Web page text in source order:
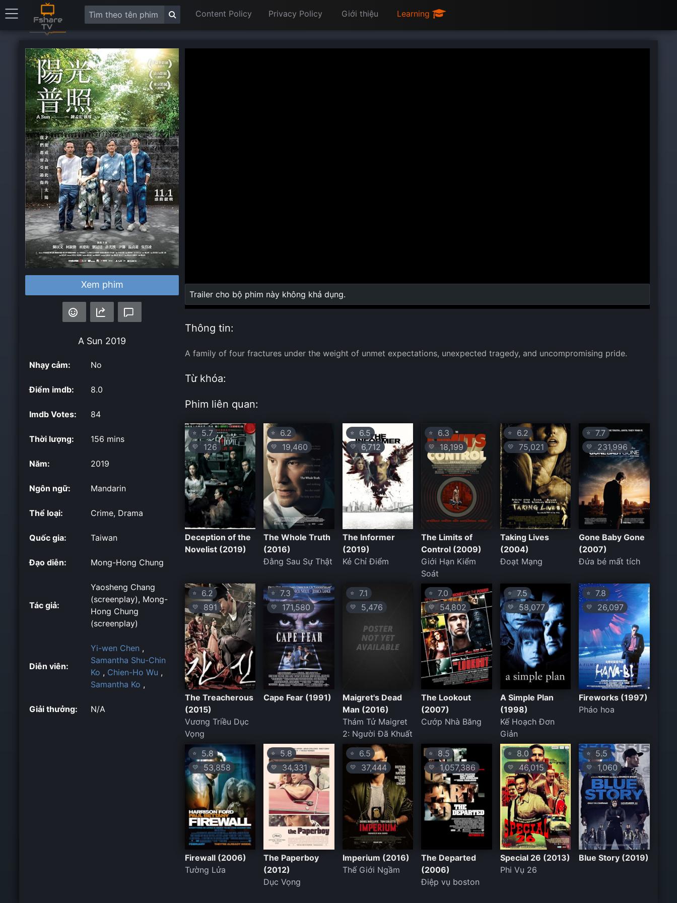
Content Policy Privacy Policy Giới thiệu Learning
Xem phim
A Sun 2019
Nhạy cảm: No
Điểm imdb: 8.0
Imdb Votes: 84
Thời lượng: 156 mins
Năm: 2019
Ngôn ngữ: Mandarin
Thể loại: Crime, Drama
Quốc gia: Taiwan
Đạo diễn: Mong-Hong Chung
Tác giả:
Yaosheng Chang
(screenplay), Mong-
Hong Chung
(screenplay)
Diễn viên:
Yi-wen Chen ,
Samantha Shu-Chin
Ko , Chien-Ho Wu ,
Samantha Ko ,
Giải thưởng: N/A
0:00 / 0:00
Loaded:
0%
Trailer cho bộ phim này không khả dụng.
Thông tin:
A family of four fractures under the weight of unmet expectations, unexpected tragedy, and uncompromising pride.
Từ khóa:
Phim liên quan:
⭐ 5.7
💛 126
Deception of the
Novelist (2019)
⭐ 6.2
💛 19,460
The Whole Truth
(2016)
Đằng Sau Sự Thật
⭐6.5
💛6,712
The Informer
(2019)
Kẻ Chỉ Điểm
⭐ 6.3
💛 18,199
The Limits of
Control (2009)
Giới Hạn Kiểm
Soát
⭐6.2
💛 75,021
Taking Lives
(2004)
Đoạt Mạng
⭐ 7.7
💛 231,996
Gone Baby Gone
(2007)
Đứa bé mất tích
⭐ 6.2
💛 891
The Treacherous
(2015)
Vương Triều Dục
Vọng
⭐ 7.3
💛 171,580
Cape Fear (1991)
⭐7.1
💛 5,476
Maigret's Dead
Man (2016)
Thám Tử Maigret
2: Người Đã Khuất
⭐ 7.0
💛 54,802
The Lookout
(2007)
Cướp Nhà Băng
⭐7.5
💛 58,077
A Simple Plan
(1998)
Kế Hoạch Đơn
Giản
⭐ 7.8
💛 26,097
Fireworks (1997)
Pháo hoa
⭐ 5.8
💛 53,858
Firewall (2006)
Tường Lửa
⭐ 5.8
💛 34,331
The Paperboy
(2012)
Dục Vọng
⭐6.5
💛 37,444
Imperium (2016)
Thế Giới Ngầm
⭐ 8.5
💛 1,057,386
The Departed
(2006)
Điệp vụ boston
⭐8.0
💛 46,015
Special 26 (2013)
Phi Vụ 26
⭐ 5.5
💛 1,060
Blue Story (2019)